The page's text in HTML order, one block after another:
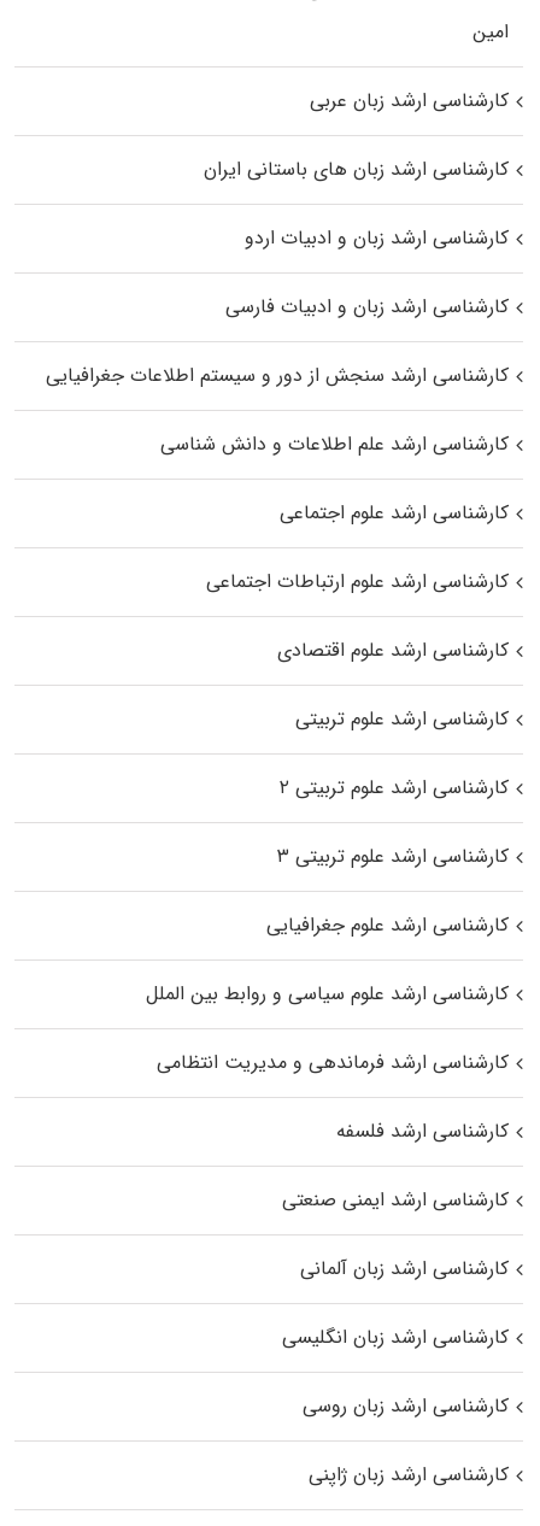
اﻣﻴﻦ
کارشناسی ارشد زبان عربی
کارشناسی ارشد زبان‌ های باستانی ایران
کارشناسی ارشد زبان و ادبیات اردو
کارشناسی ارشد زبان و ادبیات فارسی
کارشناسی ارشد سنجش از دور و سیستم اطلاعات جغرافیایی
کارشناسی ارشد علم اطلاعات و دانش شناسی
کارشناسی ارشد علوم اجتماعی
کارشناسی ارشد علوم ارتباطات اجتماعی
کارشناسی ارشد علوم اقتصادی
کارشناسی ارشد علوم تربیتی
کارشناسی ارشد علوم تربیتی ۲
کارشناسی ارشد علوم تربیتی ۳
کارشناسی ارشد علوم جغرافیایی
کارشناسی ارشد علوم سیاسی و روابط بین الملل
کارشناسی ارشد فرماندهی و مدیریت انتظامی
کارشناسی ارشد فلسفه
کارشناسی ارشد ایمنی صنعتی
کارشناسی ارشد زبان آلمانی
کارشناسی ارشد زبان انگلیسی
کارشناسی ارشد زبان روسی
کارشناسی ارشد زبان ژاپنی